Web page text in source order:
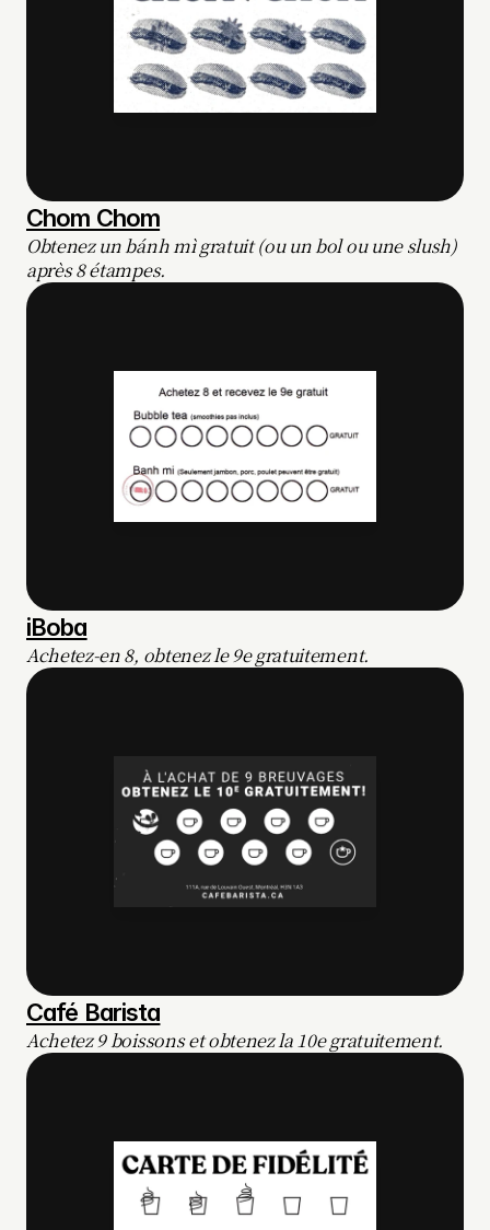
Chom Chom
Obtenez un bánh mì gratuit (ou un bol ou une slush)
après 8 étampes.
iBoba
Achetez-en 8, obtenez le 9e gratuitement.
Café Barista
Achetez 9 boissons et obtenez la 10e gratuitement.